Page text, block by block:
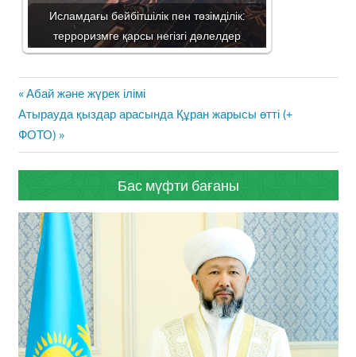
Исламдағы бейбітшілік пен төзімділік:
терроризмге қарсы негізгі дәлелдер
Жазба
навигациясы
Previous
Post:
Абай және жүрек ілімі
Next
Post:
Атырауда қыздар арасында Құран жарысы өтті (+
ФОТО)
Бас мүфти бағаны